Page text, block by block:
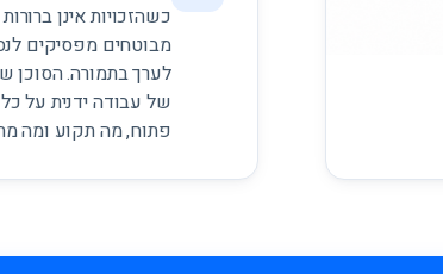
כשהזכויות אינן
מבוטחים מפסיקים
לערך בתמורה.
של עבודה ידנית על
פתוח, מה תקוע ומה